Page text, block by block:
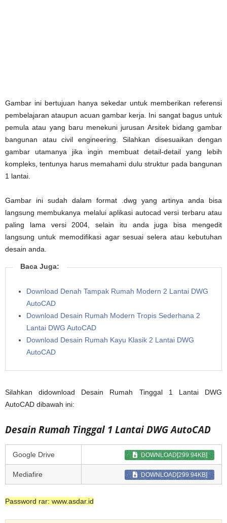
Gambar ini bertujuan hanya sekedar untuk memberikan referensi
pembelajaran ataupun acuan gambar kerja. Ini sangat bagus untuk
pemula atau yang baru menekuni jurusan Arsitek bidang gambar
bangunan atau civil engineering. Silahkan disesuaikan dengan
gambar utamanya jika ingin membuat detail-detail yang lebih
kompleks, tentunya harus memahami dulu struktur pada bangunan
1 lantai.
Gambar ini sudah dalam format .dwg yang artinya anda bisa
langsung membukanya melalui aplikasi autocad versi terbaru atau
paling lama versi 2004, selain itu anda juga bisa mengedit
langsung untuk memodifikasi agar sesuai selera atau kebutuhan
desain anda.
Baca Juga:
Download Denah Tampak Rumah Modern 2 Lantai DWG
AutoCAD
Download Desain Rumah Modern Tropis Sederhana 2
Lantai DWG AutoCAD
Download Desain Rumah Kayu Klasik 2 Lantai DWG
AutoCAD
Silahkan didownload Desain Rumah Tinggal 1 Lantai DWG
AutoCAD dibawah ini:
Desain Rumah Tinggal 1 Lantai DWG AutoCAD
Google Drive DOWNLOAD[299.94KB]
Mediafire DOWNLOAD[299.94KB]
Password rar: www.asdar.id